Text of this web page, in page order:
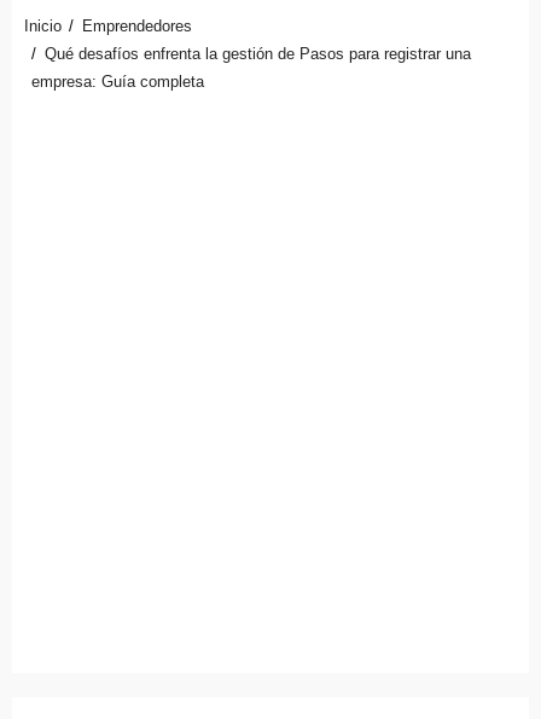
Inicio
Emprendedores
Qué desafíos enfrenta la gestión de Pasos para registrar una
empresa: Guía completa